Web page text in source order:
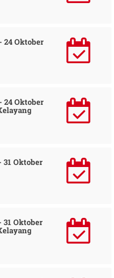
24 Oktober
24 Oktober
Oktober
Oktober